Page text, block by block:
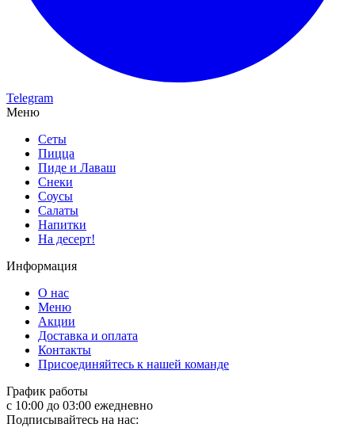
Telegram
Меню
Сеты
Пицца
Пиде и Лаваш
Снеки
Соусы
Салаты
Напитки
На десерт!
Информация
О нас
Меню
Акции
Доставка и оплата
Контакты
Присоединяйтесь к нашей команде
График работы
с 10:00 до 03:00 ежедневно
Подписывайтесь на нас: